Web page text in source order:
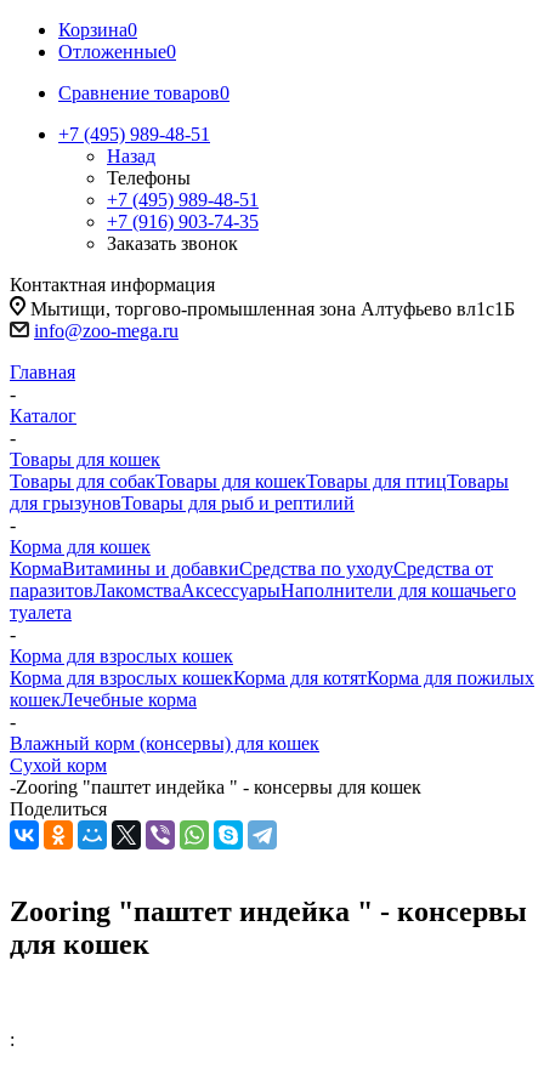
Корзина0
Отложенные0
Сравнение товаров0
+7 (495) 989-48-51
Назад
Телефоны
+7 (495) 989-48-51
+7 (916) 903-74-35
Заказать звонок
Контактная информация
Мытищи, торгово-промышленная зона Алтуфьево вл1с1Б
info@zoo-mega.ru
Главная
-
Каталог
-
Товары для кошек
Товары для собакТовары для кошекТовары для птицТовары
для грызуновТовары для рыб и рептилий
-
Корма для кошек
КормаВитамины и добавкиСредства по уходуСредства от
паразитовЛакомстваАксессуарыНаполнители для кошачьего
туалета
-
Корма для взрослых кошек
Корма для взрослых кошекКорма для котятКорма для пожилых
кошекЛечебные корма
-
Влажный корм (консервы) для кошек
Сухой корм
-Zooring "паштет индейка " - консервы для кошек
Поделиться
Zooring "паштет индейка " - консервы
для кошек
: